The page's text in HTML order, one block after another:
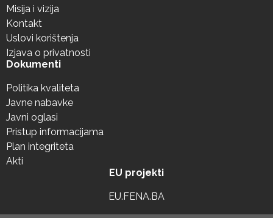
Misija i vizija
Kontakt
Uslovi korištenja
Izjava o privatnosti
Dokumenti
Politika kvaliteta
Javne nabavke
Javni oglasi
Pristup informacijama
Plan integriteta
Akti
EU projekti
EU.FENA.BA